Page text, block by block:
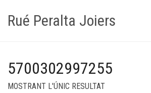
Rué Peralta Joiers
5700302997255
MOSTRANT L'ÚNIC RESULTAT